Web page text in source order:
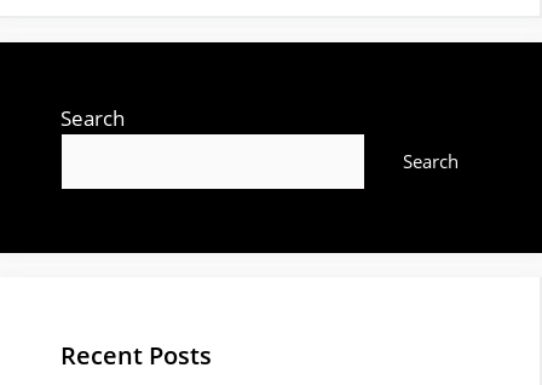
Search
Search
Recent Posts